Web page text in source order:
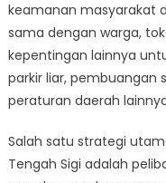
keamanan masyarakat
sama dengan warga,
kepentingan lainnya
parkir liar, pembuangan
peraturan daerah
Salah satu strategi
Tengah Sigi adalah